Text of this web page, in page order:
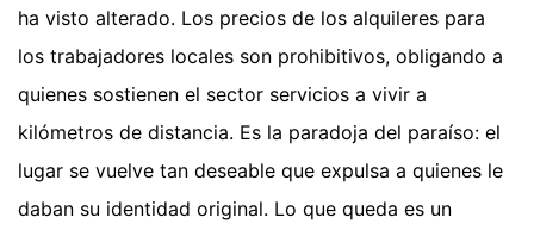
ha visto alterado. Los precios de los alquileres para
los trabajadores locales son prohibitivos, obligando a
quienes sostienen el sector servicios a vivir a
kilómetros de distancia. Es la paradoja del paraíso: el
lugar se vuelve tan deseable que expulsa a quienes le
daban su identidad original. Lo que queda es un